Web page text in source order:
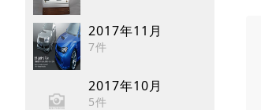
2017年11月
7件
2017年10月
5件